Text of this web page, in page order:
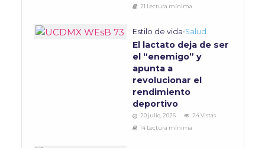
21 Lectura mínima
Estilo de vida•Salud
El lactato deja de ser
el “enemigo” y
apunta a
revolucionar el
rendimiento
deportivo
20 julio, 2026
24 Vistas
14 Lectura mínima